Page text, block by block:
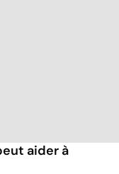
aider à